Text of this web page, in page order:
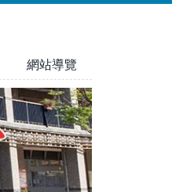
網站導覽